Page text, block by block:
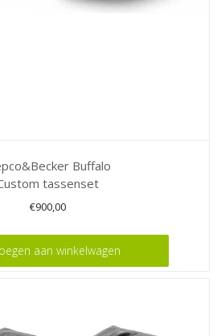
Buffalo
tassenset
€900,00
aan winkelwagen